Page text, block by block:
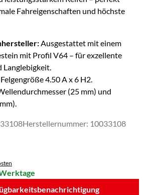
Fahreigenschaften und höchste
Ausgestattet mit einem
mit Profil V64 – für exzellente
Langlebigkeit.
Felgengröße4.50 A x 6 H2.
(25 mm) und
mm).
Herstellernummer: 10033108